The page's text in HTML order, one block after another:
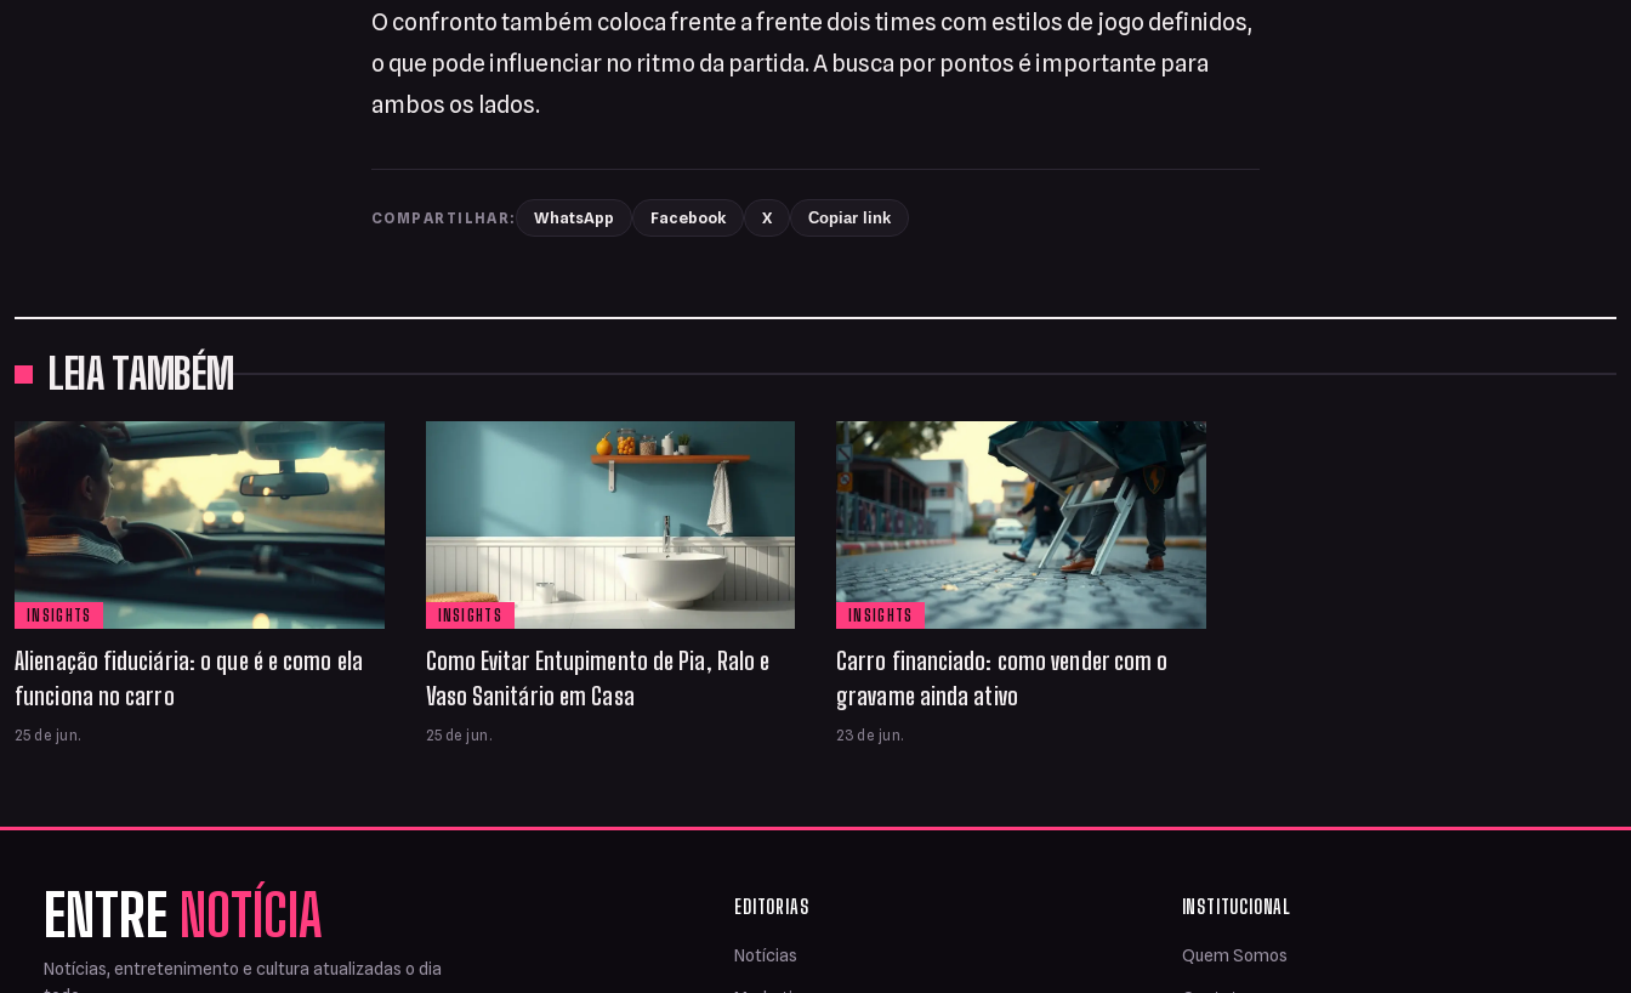
O confronto também coloca frente a frente dois times com estilos de jogo definidos,
o que pode influenciar no ritmo da partida. A busca por pontos é importante para
ambos os lados.
COMPARTILHAR: WhatsApp Facebook X Copiar link
LEIA TAMBÉM
INSIGHTS
Alienação fiduciária: o que é e como ela
funciona no carro
25 de jun.
INSIGHTS
Como Evitar Entupimento de Pia, Ralo e
Vaso Sanitário em Casa
25 de jun.
INSIGHTS
Carro financiado: como vender com o
gravame ainda ativo
23 de jun.
ENTRE NOTÍCIA
Notícias, entretenimento e cultura atualizadas o dia
EDITORIAS
Notícias
INSTITUCIONAL
Quem Somos